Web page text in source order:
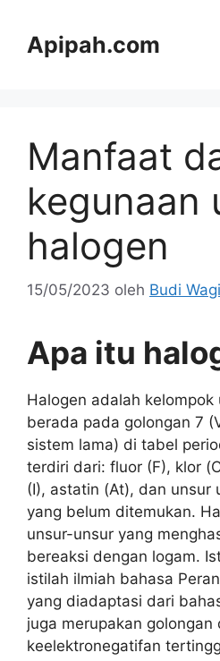
Apipah.com
Manfaat
kegunaan
halogen
15/05/2023 oleh Budi
Apa itu
Halogen adalah kelompok
berada pada golongan 7
sistem lama) di tabel
terdiri dari: fluor (F), klor
(I), astatin (At), dan unsur
yang belum ditemukan.
unsur-unsur yang
bereaksi dengan logam.
istilah ilmiah bahasa
yang diadaptasi dari
juga merupakan golongan
keelektronegatifan